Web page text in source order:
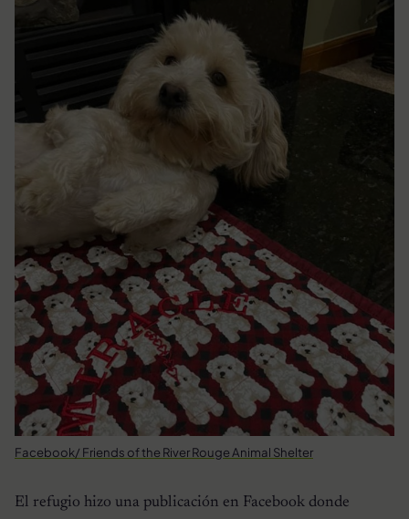
Facebook/ Friends of the River Rouge Animal Shelter
El refugio hizo una publicación en Facebook donde